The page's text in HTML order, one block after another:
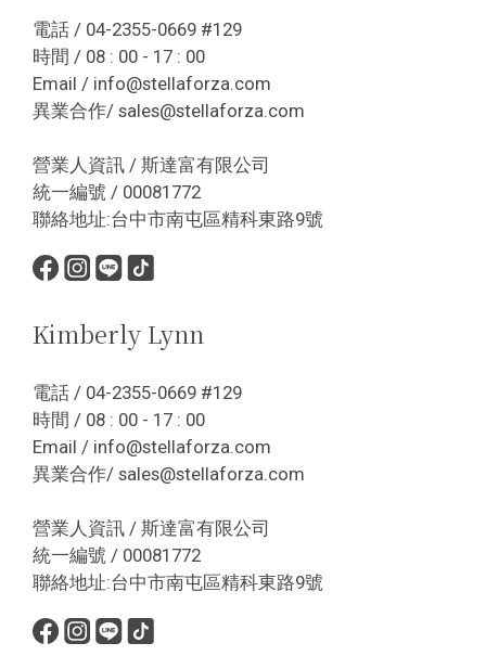
電話 / 04-2355-0669 #129
時間 / 08 : 00 - 17 : 00
Email / info@stellaforza.com
異業合作/ sales@stellaforza.com
營業人資訊 / 斯達富有限公司
統一編號 / 00081772
聯絡地址:台中市南屯區精科東路9號
Kimberly Lynn
電話 / 04-2355-0669 #129
時間 / 08 : 00 - 17 : 00
Email / info@stellaforza.com
異業合作/ sales@stellaforza.com
營業人資訊 / 斯達富有限公司
統一編號 / 00081772
聯絡地址:台中市南屯區精科東路9號